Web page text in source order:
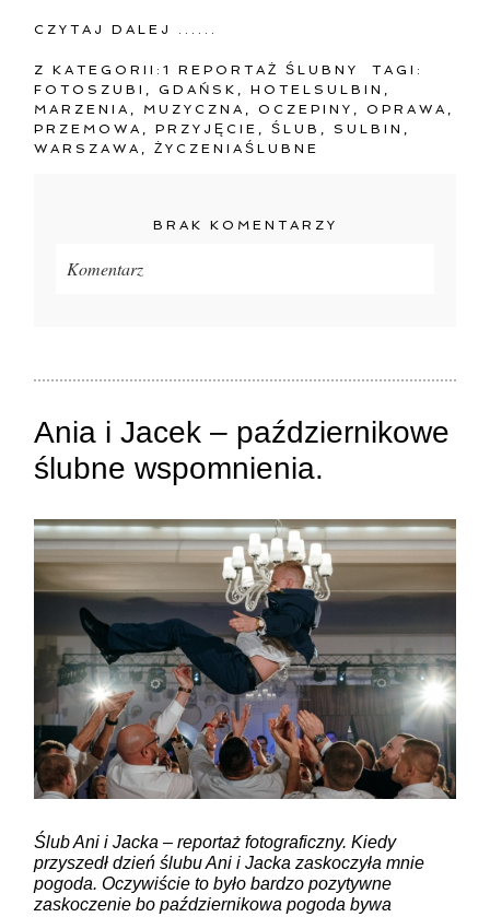
CZYTAJ DALEJ ......
Z KATEGORII:1 REPORTAŻ ŚLUBNY
TAGI:
FOTOSZUBI
GDAŃSK ,HOTELSULBIN
MARZENIA
MUZYCZNA ,OCZEPINY ,OPRAWA
PRZEMOWA
,PRZYJĘCIE ,ŚLUB SULBIN
WARSZAWA
,ŻYCZENIAŚLUBNE
BRAK KOMENTARZY
Komentarz
ZAMIEŚĆ KOMENTARZ
Ania i Jacek – październikowe
ślubne wspomnienia.
Ślub Ani i Jacka – reportaż fotograficzny. Kiedy
przyszedł dzień ślubu Ani i Jacka zaskoczyła mnie
pogoda. Oczywiście to było bardzo pozytywne
zaskoczenie bo październikowa pogoda bywa